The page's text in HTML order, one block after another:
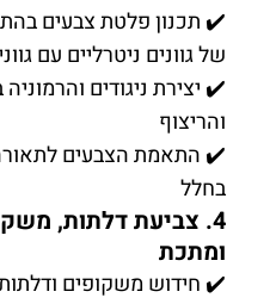
✔️ תכנון פלטת צבעים
של גוונים ניטרליים עם
✔️ יצירת ניגודים
והריצוף
✔️ התאמת הצבעים
בחלל
4. צביעת דלתות,
ומתכת
✔️ חידוש משקופים